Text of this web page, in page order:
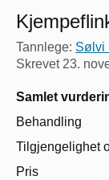
Tannlege: Sølvi
Skrevet 23.
Samlet
Behandling
Tilgjengelighet
Pris